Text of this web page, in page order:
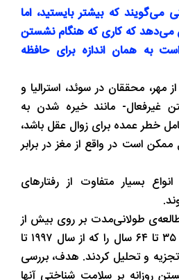
می‌گویند که بیشتر بایستید، اما
که کاری که هنگام نشستن
به همان اندازه برای حافظه‌
مهر، محققان در سوئد، استرالیا و
غیرفعال- مانند خیره شدن به
خطر عمده برای زوال عقل باشد،
است در واقع از مغز در برابر
بسیار متفاوت از رفتارهای
طولانی‌مدت بر روی بیش از
۲۰ هزار نفر در سوئد بین ۳۵ تا ۶۴ سال را که از سال ۱۹۹۷ تا
تجزیه و تحلیل کردند. هدف، بررسی
روزانه بر سلامت شناختی آنها